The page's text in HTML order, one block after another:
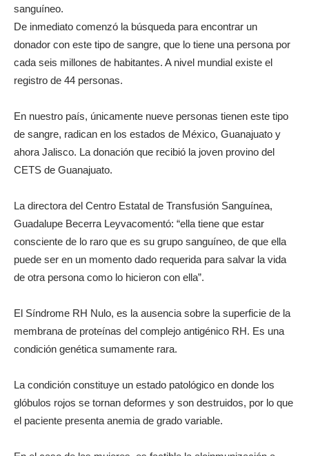
sanguíneo.
De inmediato comenzó la búsqueda para encontrar un
donador con este tipo de sangre, que lo tiene una persona por
cada seis millones de habitantes. A nivel mundial existe el
registro de 44 personas.
En nuestro país, únicamente nueve personas tienen este tipo
de sangre, radican en los estados de México, Guanajuato y
ahora Jalisco. La donación que recibió la joven provino del
CETS de Guanajuato.
La directora del Centro Estatal de Transfusión Sanguínea,
Guadalupe Becerra Leyvacomentó: “ella tiene que estar
consciente de lo raro que es su grupo sanguíneo, de que ella
puede ser en un momento dado requerida para salvar la vida
de otra persona como lo hicieron con ella”.
El Síndrome RH Nulo, es la ausencia sobre la superficie de la
membrana de proteínas del complejo antigénico RH. Es una
condición genética sumamente rara.
La condición constituye un estado patológico en donde los
glóbulos rojos se tornan deformes y son destruidos, por lo que
el paciente presenta anemia de grado variable.